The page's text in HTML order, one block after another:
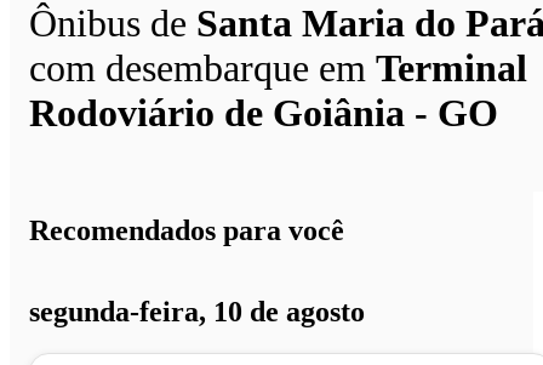
Ônibus de Santa Maria do
com desembarque em Terminal
Rodoviário de Goiânia - GO
Recomendados para você
segunda-feira, 10 de agosto